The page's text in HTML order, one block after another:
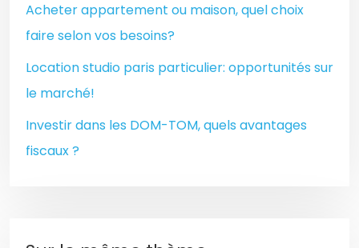
Acheter appartement ou maison, quel choix
faire selon vos besoins?
Location studio paris particulier: opportunités sur
le marché!
Investir dans les DOM-TOM, quels avantages
fiscaux ?